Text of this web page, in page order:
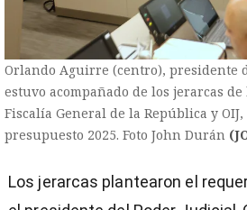
Orlando Aguirre (centro), presidente
estuvo acompañado de los jerarcas
Fiscalía General de la República y
presupuesto 2025. Foto John Durán
Los jerarcas plantearon el